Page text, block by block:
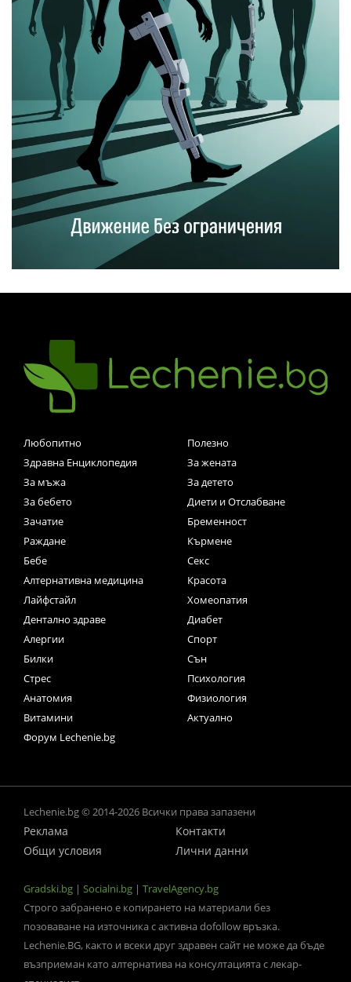
Любопитно
Полезно
Здравна Енциклопедия
За жената
За мъжа
За детето
За бебето
Диети и Отслабване
Зачатие
Бременност
Раждане
Кърмене
Бебе
Секс
Алтернативна медицина
Красота
Лайфстайл
Хомеопатия
Дентално здраве
Диабет
Алергии
Спорт
Билки
Сън
Стрес
Психология
Анатомия
Физиология
Витамини
Актуално
Форум Lechenie.bg
Lechenie.bg © 2014-2026 Всички права запазени
Реклама
Контакти
Общи условия
Лични данни
Gradski.bg | Socialni.bg | TravelAgency.bg
Строго забранено е копирането на материали без
позоваване на източника с активна dofollow връзка.
Lechenie.BG, както и всеки друг здравен сайт не може да бъде
възприеман като алтернатива на консултацията с лекар-